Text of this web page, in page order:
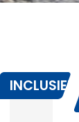
INCLUSIEF